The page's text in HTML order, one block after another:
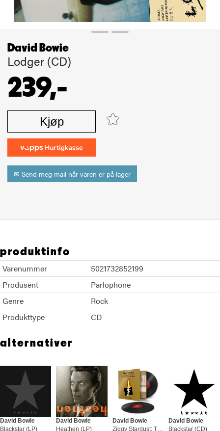
David Bowie
Lodger (CD)
239,-
Kjøp
✉ Send meg mail når varen er på lager
produktinfo
Varenummer
5021732852199
Produsent
Parlophone
Genre
Rock
Produkttype
CD
alternativer
David Bowie
Blackstar (LP)
David Bowie
Heathen (LP)
David Bowie
Ziggy Stardust: The Motion Picture (2LP)
David Bowie
Blackstar (CD)